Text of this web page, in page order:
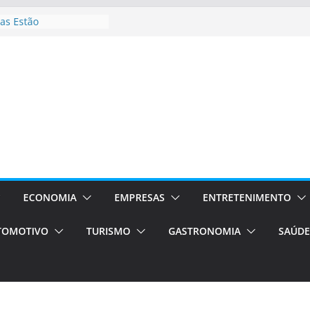
Estão
em Porto
de transfer,
de alto padrão
bolsas –
para o segundo
únicas e
de volta!
ECONOMIA EMPRESAS ENTRETENIMENTO
TURISMO GASTRONOMIA SAÚDE